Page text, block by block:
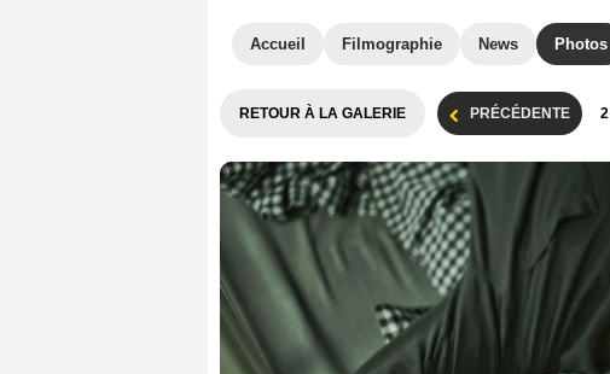
Accueil Filmographie News Photos
RETOUR À LA GALERIE PRÉCÉDENTE 2